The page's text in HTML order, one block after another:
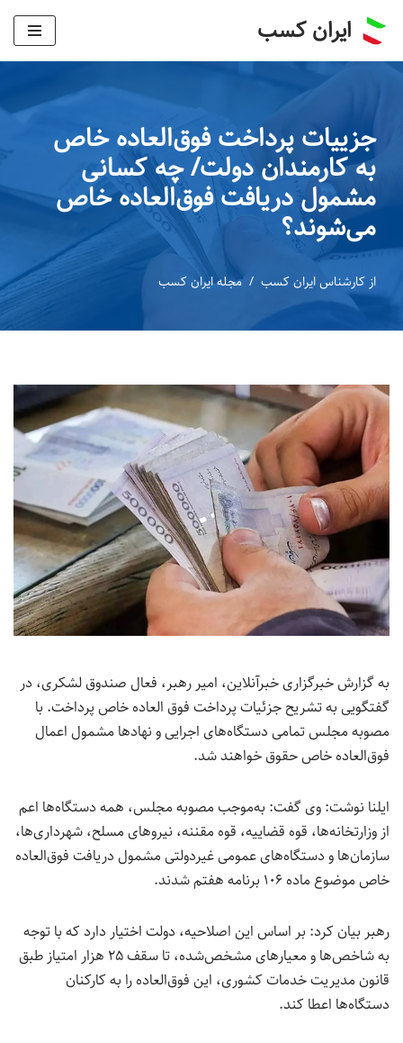
پرش
ایران کسب
جزییات پرداخت فوق‌العاده خاص
به کارمندان دولت/ چه کسانی
مشمول دریافت فوق‌العاده خاص
می‌شوند؟
از کارشناس ایران کسب مجله ایران کسب
به گزارش خبرگزاری خبرآنلاین، امیر رهبر، فعال صندوق لشکری، در
گفتگویی به تشریح جزئیات پرداخت فوق العاده خاص پرداخت. با
مصوبه مجلس تمامی دستگاه‌های اجرایی و نهادها مشمول اعمال
فوق‌العاده خاص حقوق خواهند شد.
ایلنا نوشت: وی گفت: به‌موجب مصوبه مجلس، همه دستگاه‌ها اعم
از وزارتخانه‌ها، قوه قضاییه، قوه مقننه، نیروهای مسلح، شهرداری‌ها،
سازمان‌ها و دستگاه‌های عمومی غیردولتی مشمول دریافت فوق‌العاده
خاص موضوع ماده ۱۰۶ برنامه هفتم شدند.
رهبر بیان کرد: بر اساس این اصلاحیه، دولت اختیار دارد که با توجه
به شاخص‌ها و معیارهای مشخص‌شده، تا سقف ۲۵ هزار امتیاز طبق
قانون مدیریت خدمات کشوری، این فوق‌العاده را به کارکنان
دستگاه‌ها اعطا کند.